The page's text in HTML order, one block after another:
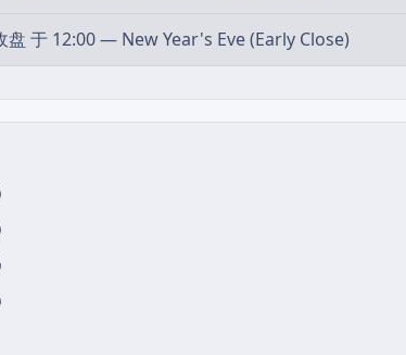
盘 于 12:00 — New Year's Eve (Early Close)